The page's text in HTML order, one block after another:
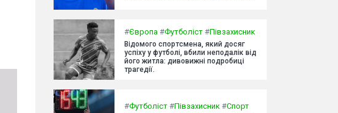
#Європа #Футболіст #Півзахисник
Відомого спортсмена, який досяг
успіху у футболі, вбили неподалік від
його житла: дивовижні подробиці
трагедії.
#Футболіст #Півзахисник #Спорт